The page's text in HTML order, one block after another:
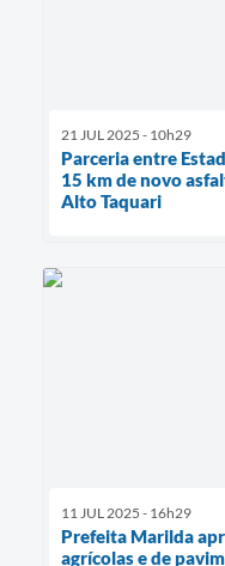
21 JUL 2025 - 10h29
Parceria entre
15 km de novo
Alto Taquari
11 JUL 2025 - 16h29
Prefeita Marilda
agrícolas e de